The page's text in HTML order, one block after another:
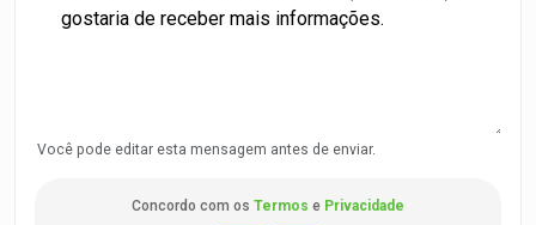
Você pode editar esta mensagem antes de enviar.
Concordo com os Termos e Privacidade